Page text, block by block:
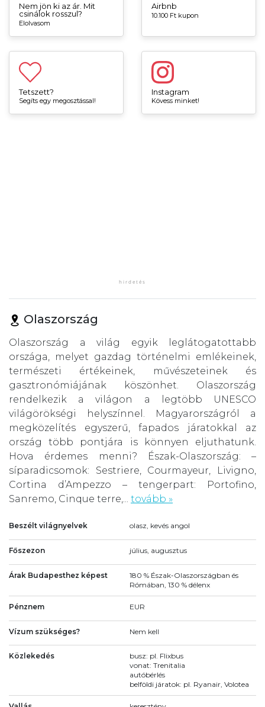
Nem jön ki az ár. Mit
csinálok rosszul?
Elolvasom
Airbnb
10.100 Ft kupon
Tetszett?
Segíts egy megosztással!
Instagram
Kövess minket!
Olaszország
Olaszország a világ egyik leglátogatottabb
országa, melyet gazdag történelmi emlékeinek,
természeti értékeinek, művészeteinek és
gasztronómiájának köszönhet. Olaszország
rendelkezik a világon a legtöbb UNESCO
világörökségi helyszínnel. Magyarországról a
megközelítés egyszerű, fapados járatokkal az
ország több pontjára is könnyen eljuthatunk.
Hova érdemes menni? Észak-Olaszország: –
síparadicsomok: Sestriere, Courmayeur, Livigno,
Cortina d’Ampezzo – tengerpart: Portofino,
Sanremo, Cinque terre,... tovább »
Beszélt világnyelvek olasz, kevés angol
Főszezon július, augusztus
Árak Budapesthez képest
180 % Észak-Olaszországban és
Rómában, 130 % délenx
Pénznem EUR
Vízum szükséges? Nem kell
Közlekedés
busz: pl. Flixbus
vonat: Trenitalia
autóbérlés
belföldi járatok: pl. Ryanair, Volotea